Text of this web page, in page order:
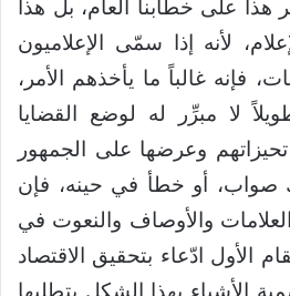
هذا على خطابنا العام، بل هذا
لأنه إذا سمّى الإعلاميون
فإنه غالباً ما يأخذهم الأمر،
لا مبرِّر له لوضع القضايا
وعرضها على الجمهور
صواب، أو خطأ في حينه، فإن
والأوصاف والنعوت في
الأول ادّعاء بتحقيق الاقتصاد